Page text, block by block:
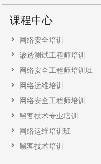
课程中心
网络安全培训
渗透测试工程师培训
网络安全工程师培训班
网络运维培训
网络安全工程师培训
黑客技术专业培训
网络运维培训班
黑客技术培训